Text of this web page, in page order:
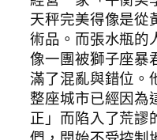
天秤完美得像是從
術品。而張水瓶的
像一團被獅子座暴
滿了混亂與錯位。
整座城市已經因為
正」而陷入了荒謬